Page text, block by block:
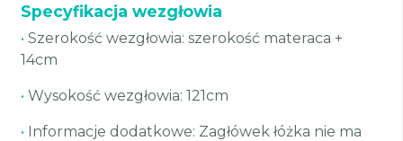
Specyfikacja wezgłowia
• Szerokość wezgłowia: szerokość materaca +
14cm
• Wysokość wezgłowia: 121cm
• Informacje dodatkowe: Zagłówek łóżka nie ma